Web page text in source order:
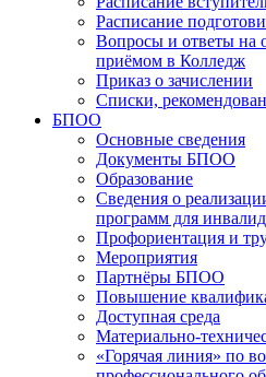
Расписание
Вопросы и ответы на
приёмом в Колледж
Приказ о зачислении
Списки,
БПОО
Основные сведения
Документы БПОО
Образование
Сведения о
программ для
Профориентация и
Мероприятия
Партнёры БПОО
Повышение
Доступная среда
Материально-
«Горячая линия» по